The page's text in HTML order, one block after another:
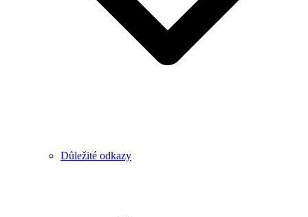
Důležité odkazy